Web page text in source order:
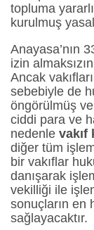
topluma
kurulmuş
Anayasa’nın
izin
Ancak
sebebiyle de
öngörülmüş
ciddi para ve
nedenle vakıf
diğer tüm
bir vakıflar
danışarak
vekilliği ile
sonuçların en
sağlayacaktır.